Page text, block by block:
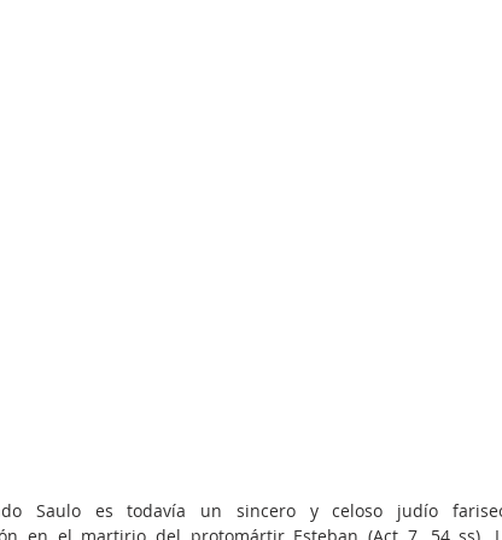
Saulo es todavía un sincero y celoso judío